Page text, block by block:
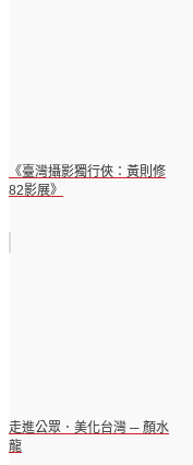
《臺灣攝影獨行俠：黃則修
82影展》
走進公眾．美化台灣 ─ 顏水
龍